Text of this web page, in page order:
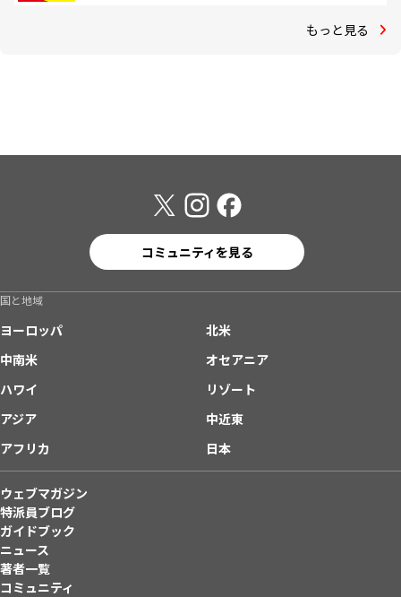
もっと見る
コミュニティを見る
国と地域
ヨーロッパ
北米
中南米
オセアニア
ハワイ
リゾート
アジア
中近東
アフリカ
日本
ウェブマガジン
特派員ブログ
ガイドブック
ニュース
著者一覧
コミュニティ